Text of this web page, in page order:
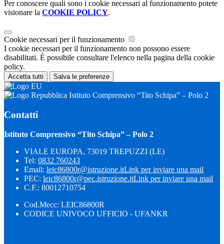
Per conoscere quali sono i cookie necessari al funzionamento potete
visionare la COOKIE POLICY.
Cookie necessari per il funzionamento
I cookie necessari per il funzionamento non possono essere
disabilitati. È possibile consultare l'elenco nella pagina della cookie
policy.
Accetta tutti Salva le preferenze
Istituto Comprensivo “Tito Schipa” – Polo 2
Contatti
Istituto Comprensivo “Tito Schipa” – Polo 2
VIALE EUROPA, 73019 TREPUZZI (LE)
Tel: 0832 760243
Email: leic86800r@istruzione.itLink per inviare una mail
PEC: leic86800r@pec.istruzione.itLink per inviare una mail
C.F.: 80012710754
Cod.Mecc: LEIC86800R
CODICE UNIVOCO UFFICIO - UFANKR